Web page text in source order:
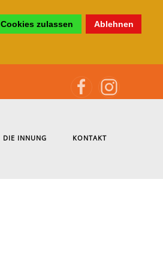
Cookies zulassen Ablehnen
DIE INNUNG KONTAKT